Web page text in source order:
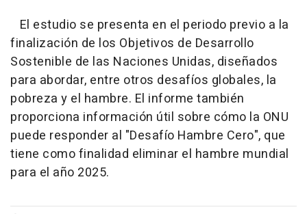
El estudio se presenta en el periodo previo a la
finalización de los Objetivos de Desarrollo
Sostenible de las Naciones Unidas, diseñados
para abordar, entre otros desafíos globales, la
pobreza y el hambre. El informe también
proporciona información útil sobre cómo la ONU
puede responder al "Desafío Hambre Cero", que
tiene como finalidad eliminar el hambre mundial
para el año 2025.